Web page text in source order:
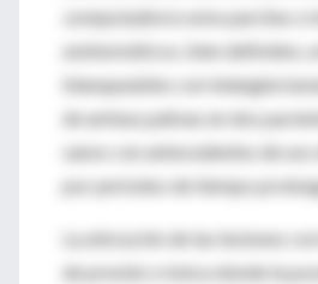
computadoracomo parches
asintomáticos, bien definidos,
blanqueables con
de ambas palmas en dos
sanos con antecedentes de
por períodos de tiempo
La ubicación de las lesiones
de presión crónica donde la